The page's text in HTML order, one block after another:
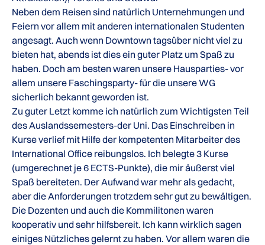
Neben dem Reisen sind natürlich Unternehmungen und
Feiern vor allem mit anderen internationalen Studenten
angesagt. Auch wenn Downtown tagsüber nicht viel zu
bieten hat, abends ist dies ein guter Platz um Spaß zu
haben. Doch am besten waren unsere Hausparties- vor
allem unsere Faschingsparty- für die unsere WG
sicherlich bekannt geworden ist.
Zu guter Letzt komme ich natürlich zum Wichtigsten Teil
des Auslandssemesters-der Uni. Das Einschreiben in
Kurse verlief mit Hilfe der kompetenten Mitarbeiter des
International Office reibungslos. Ich belegte 3 Kurse
(umgerechnet je 6 ECTS-Punkte), die mir äußerst viel
Spaß bereiteten. Der Aufwand war mehr als gedacht,
aber die Anforderungen trotzdem sehr gut zu bewältigen.
Die Dozenten und auch die Kommilitonen waren
kooperativ und sehr hilfsbereit. Ich kann wirklich sagen
einiges Nützliches gelernt zu haben. Vor allem waren die